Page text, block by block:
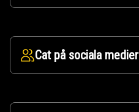
Cat på sociala medier